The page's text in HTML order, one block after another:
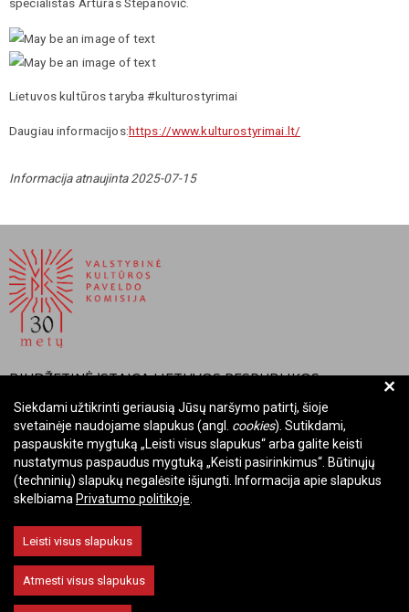
specialistas Artūras Stepanovič.
Lietuvos kultūros taryba #kulturostyrimai
Daugiau informacijos:https://www.kulturostyrimai.lt/
Informacija atnaujinta 2025-07-15
BIUDŽETINĖ ĮSTAIGA LIETUVOS RESPUBLIKOS
VALSTYBINĖ KULTŪROS PAVELDO KOMISIJA
Įmonės kodas: Juridinių asmenų registre 288700520
Adresas: Rūdninkų g. 13, 01135 Vilnius
Telefonas: +370 699 13972
El. paštas: komisija@vkpk.lt
+
Siekdami užtikrinti geriausią Jūsų naršymo patirtį, šioje
svetainėje naudojame slapukus (angl. cookies). Sutikdami,
paspauskite mygtuką „Leisti visus slapukus“ arba galite keisti
nustatymus paspaudus mygtuką „Keisti pasirinkimus“. Būtinųjų
(techninių) slapukų negalėsite išjungti. Informacija apie slapukus
skelbiama Privatumo politikoje
Leisti visus slapukus
Atmesti visus slapukus